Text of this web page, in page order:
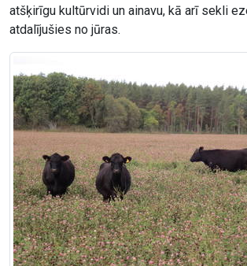
atšķirīgu kultūrvidi un ainavu, kā arī sekli
atdalījušies no jūras.